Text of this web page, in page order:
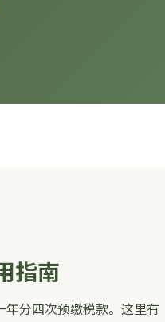
指南
分四次预缴税款。这里有